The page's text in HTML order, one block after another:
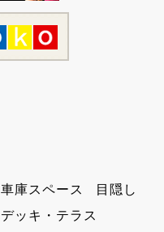
車庫スペース
目隠し
デッキ・テラス